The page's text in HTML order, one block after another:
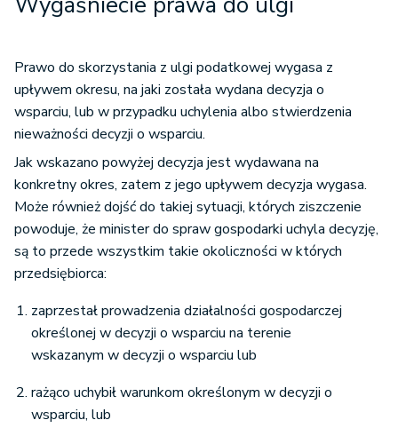
Prawo do skorzystania z ulgi podatkowej wygasa z
upływem okresu, na jaki została wydana decyzja o
wsparciu, lub w przypadku uchylenia albo stwierdzenia
nieważności decyzji o wsparciu.
Jak wskazano powyżej decyzja jest wydawana na
konkretny okres, zatem z jego upływem decyzja wygasa.
Może również dojść do takiej sytuacji, których ziszczenie
powoduje, że minister do spraw gospodarki uchyla decyzję,
są to przede wszystkim takie okoliczności w których
przedsiębiorca:
zaprzestał prowadzenia działalności gospodarczej
określonej w decyzji o wsparciu na terenie
wskazanym w decyzji o wsparciu lub
rażąco uchybił warunkom określonym w decyzji o
wsparciu, lub